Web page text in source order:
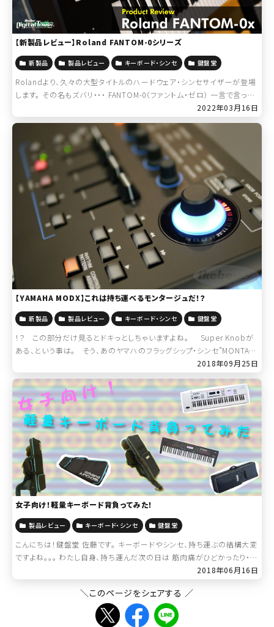
【新製品レビュー】Roland FANTOM-0シリーズ
新製品 製品レビュー キーボード・シンセ 鍵盤堂
Rolandより、久々の大型タイトルのハードウェア・シンセサイザーが登場
します。 その名もズバリ・・・ FANTOM-0（ファントム・ゼロ） 一言で言って
しまえば、「FANTOM」のサウンドと機能を継承した、「FA」シリ […]
2022年03月16日
【YAMAHA MODX】これは持ち運べるモンタージュだ！？
新製品 製品レビュー キーボード・シンセ 鍵盤堂
！？ この部分だけ見るとドキっとしちゃいますよね。 Super Knobが
ある、という事は。 そう、あのヤマハのフラッグシップ・シンセ”MONTAG
2018年09月25日
女子向け！軽量キーボード背負ってみた！
製品レビュー キーボード・シンセ 鍵盤堂
こんにちは！鍵盤堂 佐藤です。 キーボードやシンセ、持ち運ぶの結構大変
ですよね。。。 わたし自身、持ち運んだ次の日は 筋肉痛がひどかったり・・・
なんてこともあります(笑) 実は今、小柄な女性でも背負って持ち […]
2018年06月16日
＼このページをシェアする ／